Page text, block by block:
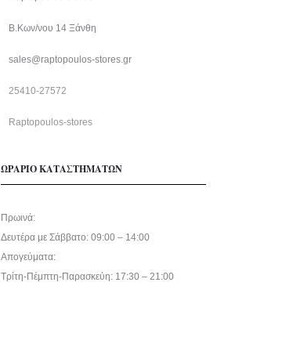
Β.Κων/νου 14 Ξάνθη
sales@raptopoulos-stores.gr
25410-27572
Raptopoulos-stores
ΩΡΑΡΙΟ ΚΑΤΑΣΤΗΜΑΤΩΝ
Πρωινά:
Δευτέρα με Σάββατο: 09:00 – 14:00
Απογεύματα:
Τρίτη-Πέμπτη-Παρασκεύη: 17:30 – 21:00